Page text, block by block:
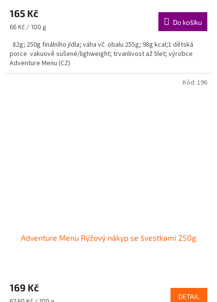
165 Kč
Měrná
66 Kč / 100 g
Do košíku
82g; 250g finálního jídla; váha vč. obalu 255g; 98g kcal;1 dětská
porce vakuově sušené/lighweight; trvanlivost až 5let; výrobce
Adventure Menu (CZ)
Adventure Menu Rýžový nákyp se švestkami 250g
169 Kč
Měrná
DETAIL
Kód: 196